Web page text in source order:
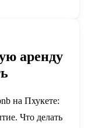
аренду
на Пхукете:
Что делать